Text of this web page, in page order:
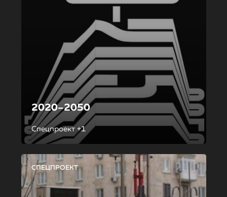
2020–2050
Спецпроект +1
СПЕЦПРОЕКТ